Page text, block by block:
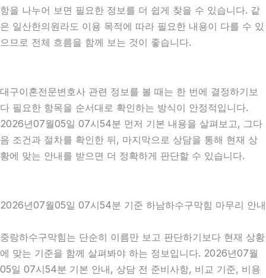
항을 나누어 보면 필요한 정보를 더 쉽게 찾을 수 있습니다. 같
은 일산한의원라도 이용 목적에 따라 필요한 내용이 다를 수 있
으므로 전체 흐름을 함께 보는 것이 좋습니다.
대구이혼전문변호사 관련 정보를 볼 때는 한 번에 결정하기보
다 필요한 항목을 순서대로 확인하는 방식이 안정적입니다.
2026년07월05일 07시54분 먼저 기본 내용을 살펴보고, 그다
음 조건과 절차를 확인한 뒤, 마지막으로 상담을 통해 현재 상
황에 맞는 안내를 받으면 더 정확하게 판단할 수 있습니다.
2026년07월05일 07시54분 기준 하남하수구막힘 마무리 안내
중랑하수구막힘는 단순히 이름만 보고 판단하기보다 현재 상황
에 맞는 기준을 함께 살펴봐야 하는 정보입니다. 2026년07월
05일 07시54분 기본 안내, 상담 전 준비사항, 비교 기준, 비용